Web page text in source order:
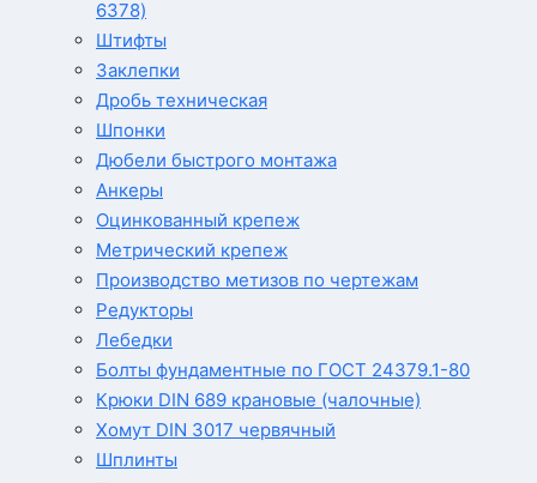
6378)
Штифты
Заклепки
Дробь техническая
Шпонки
Дюбели быстрого монтажа
Анкеры
Оцинкованный крепеж
Метрический крепеж
Производство метизов по чертежам
Редукторы
Лебедки
Болты фундаментные по ГОСТ 24379.1-80
Крюки DIN 689 крановые (чалочные)
Хомут DIN 3017 червячный
Шплинты